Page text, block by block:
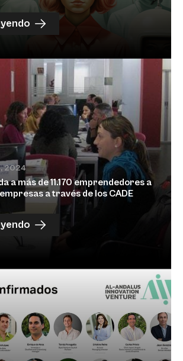
2024
a más de 11.170 emprendedores a
a través de los CADE